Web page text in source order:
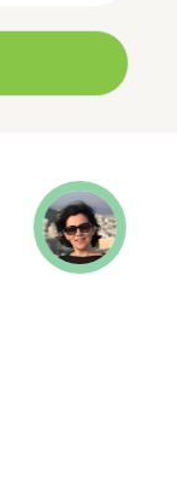
ряд, багато